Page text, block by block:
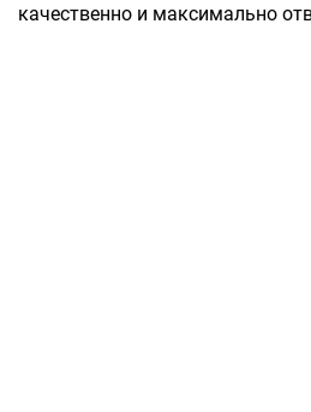
качественно и максимально